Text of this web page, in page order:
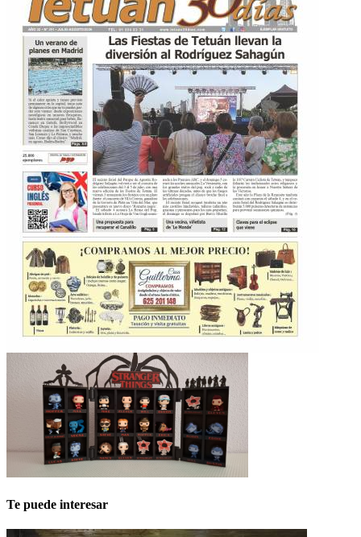
Te puede interesar